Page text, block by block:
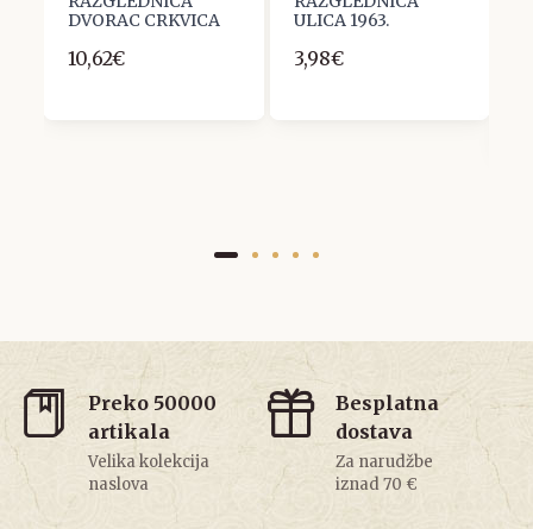
DVORAC CRKVICA
10,62€
ULICA 1963.
3,98€
Preko 50000
artikala
Velika kolekcija
naslova
Besplatna
dostava
Za narudžbe
iznad 70 €